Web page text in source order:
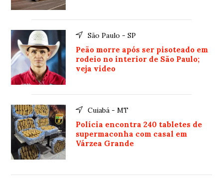
São Paulo - SP
Peão morre após ser pisoteado em
rodeio no interior de São Paulo;
veja video
Cuiabá - MT
Polícia encontra 240 tabletes de
supermaconha com casal em
Várzea Grande